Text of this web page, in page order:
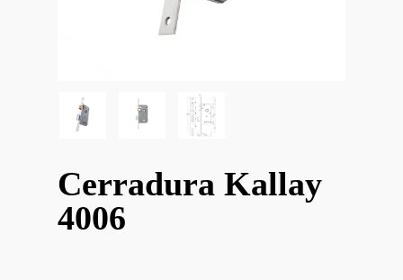
Cerradura Kallay
4006